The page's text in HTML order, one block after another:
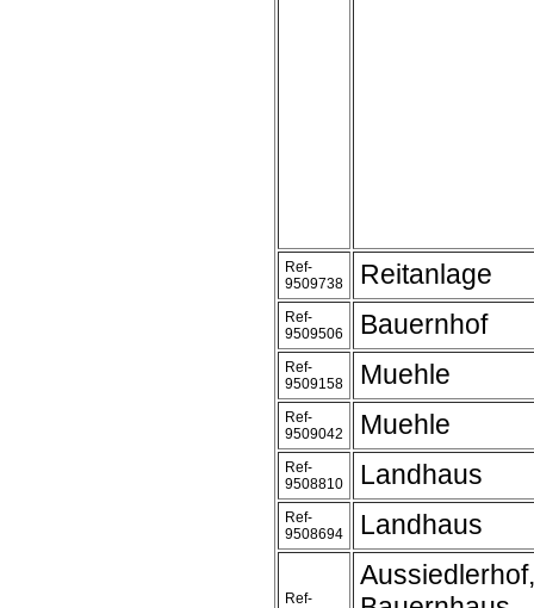
Ref-
9509738
Reitanlage
Ref-
9509506
Bauernhof
Ref-
9509158
Muehle
Ref-
9509042
Muehle
Ref-
9508810
Landhaus
Ref-
9508694
Landhaus
Ref-
Aussiedlerhof,